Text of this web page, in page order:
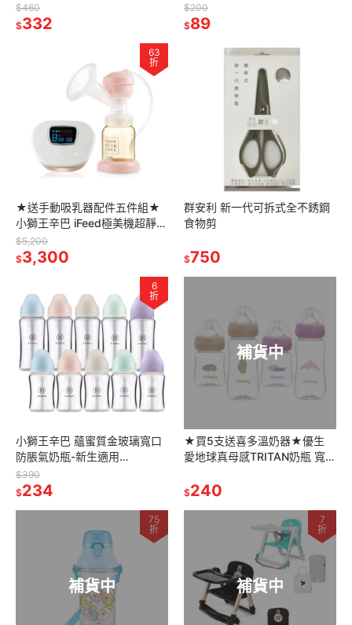
$460
$332
$200
$89
63
折
★送手動吸乳器配件五件組★
小獅王辛巴 iFeed極美機超靜音
電動吸乳器(寬口徑)
$5,200
$3,300
群安利 新一代可拆式全不銹鋼
食物剪
$750
6
折
小獅王辛巴 蘊蜜質金玻璃寬口
防脹氣奶瓶-新生適用
180ml/270ml(晨藍/栗粉/杏茶/
綠沐/紫芙)
$390
$234
補貨中
★買5支送喜多溫奶器★優生
愛地球真母感TRITAN奶瓶 寬口
$240
補貨中
75
折
補貨中
7
折